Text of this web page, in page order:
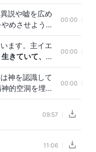
は聖書に従
入れ従うべき
説や嘘を広め
めさせようと
入れる者は
ちと一緒に正
たちを敵のよ
00:00
ます。主イエ
きていて、わ
いつまでも、か
ろう」（ヨハ
道は永遠の命
いばかりか、
リストではない
れなのに、永
ならないんで
00:00
神を認識して
的空洞を埋め
ちたのかなん
教的信仰なん
を証明し、神
科学を信じ発
00:00
09:57
11:06